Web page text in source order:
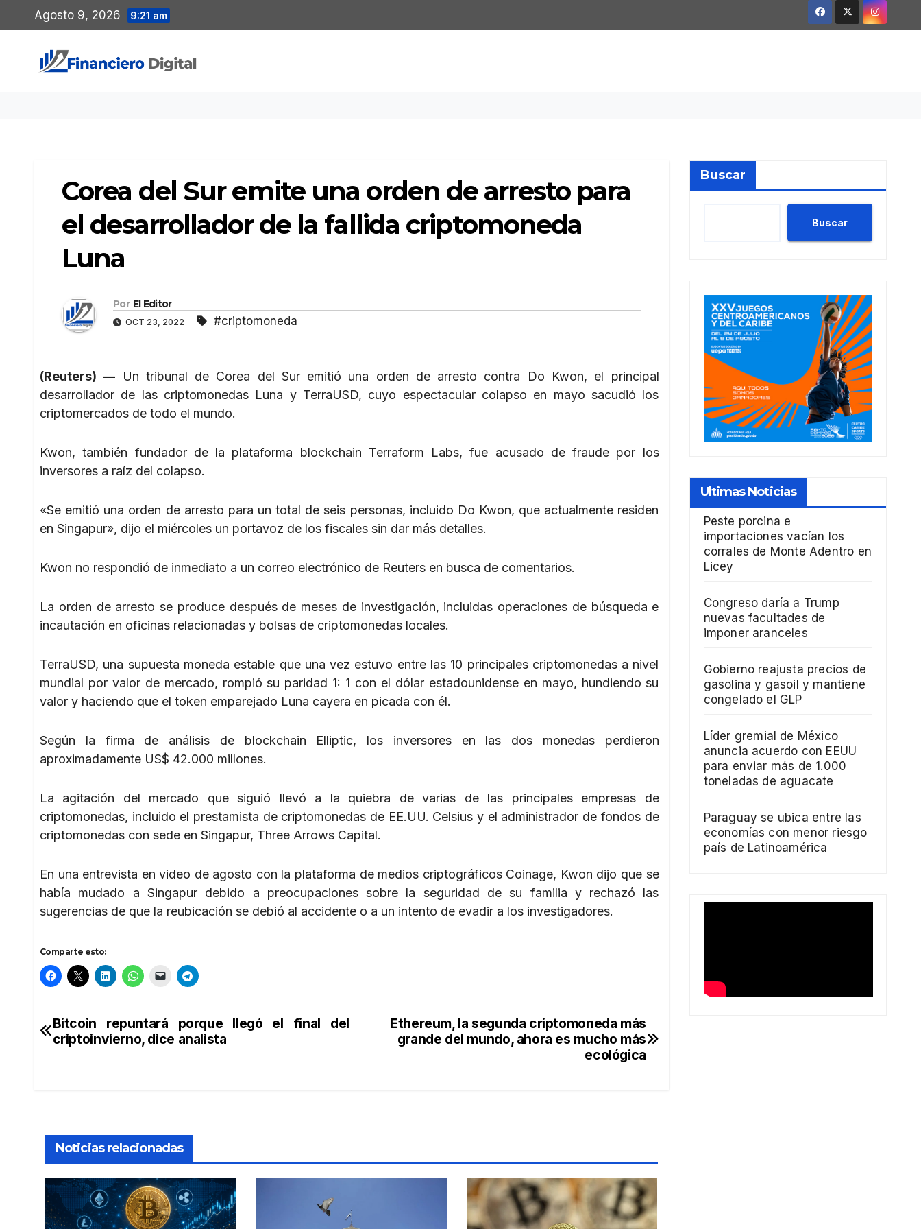
al
contenido
Agosto 9, 2026 9:21 am
Corea del Sur emite una orden de arresto para
el desarrollador de la fallida criptomoneda
Luna
Por El Editor
OCT 23, 2022 #criptomoneda
(Reuters) — Un tribunal de Corea del Sur emitió una orden de arresto contra Do Kwon, el principal
desarrollador de las criptomonedas Luna y TerraUSD, cuyo espectacular colapso en mayo sacudió los
criptomercados de todo el mundo.
Kwon, también fundador de la plataforma blockchain Terraform Labs, fue acusado de fraude por los
inversores a raíz del colapso.
«Se emitió una orden de arresto para un total de seis personas, incluido Do Kwon, que actualmente residen
en Singapur», dijo el miércoles un portavoz de los fiscales sin dar más detalles.
Kwon no respondió de inmediato a un correo electrónico de Reuters en busca de comentarios.
La orden de arresto se produce después de meses de investigación, incluidas operaciones de búsqueda e
incautación en oficinas relacionadas y bolsas de criptomonedas locales.
TerraUSD, una supuesta moneda estable que una vez estuvo entre las 10 principales criptomonedas a nivel
mundial por valor de mercado, rompió su paridad 1: 1 con el dólar estadounidense en mayo, hundiendo su
valor y haciendo que el token emparejado Luna cayera en picada con él.
Según la firma de análisis de blockchain Elliptic, los inversores en las dos monedas perdieron
aproximadamente US$ 42.000 millones.
La agitación del mercado que siguió llevó a la quiebra de varias de las principales empresas de
criptomonedas, incluido el prestamista de criptomonedas de EE.UU. Celsius y el administrador de fondos de
criptomonedas con sede en Singapur, Three Arrows Capital.
En una entrevista en video de agosto con la plataforma de medios criptográficos Coinage, Kwon dijo que se
había mudado a Singapur debido a preocupaciones sobre la seguridad de su familia y rechazó las
sugerencias de que la reubicación se debió al accidente o a un intento de evadir a los investigadores.
Comparte esto:
Navegación
Ethereum, la segunda criptomoneda más
grande del mundo, ahora es mucho más
ecológica
Bitcoin repuntará porque llegó el final del
criptoinvierno, dice analista
Noticias relacionadas
Buscar
Buscar
Ultimas Noticias
Peste porcina e
importaciones vacían los
corrales de Monte Adentro en
Licey
Congreso daría a Trump
nuevas facultades de
imponer aranceles
Gobierno reajusta precios de
gasolina y gasoil y mantiene
congelado el GLP
Líder gremial de México
anuncia acuerdo con EEUU
para enviar más de 1.000
toneladas de aguacate
Paraguay se ubica entre las
economías con menor riesgo
país de Latinoamérica